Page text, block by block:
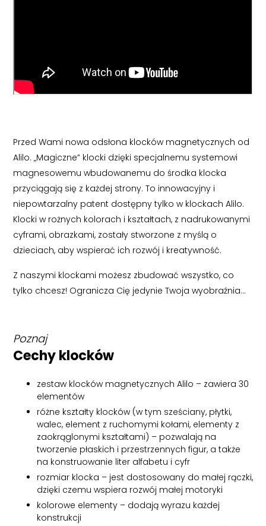
Przed Wami nowa odsłona klocków magnetycznych od
Alilo. „Magiczne” klocki dzięki specjalnemu systemowi
magnesowemu wbudowanemu do środka klocka
przyciągają się z każdej strony. To innowacyjny i
niepowtarzalny patent dostępny tylko w klockach Alilo.
Klocki w rożnych kolorach i kształtach, z nadrukowanymi
cyframi, obrazkami, zostały stworzone z myślą o
dzieciach, aby wspierać ich rozwój i kreatywność.
Z naszymi klockami możesz zbudować wszystko, co
tylko chcesz! Ogranicza Cię jedynie Twoja wyobraźnia…
Poznaj
Cechy klocków
zestaw klocków magnetycznych Alilo – zawiera 30
elementów
różne kształty klocków (w tym sześciany, płytki,
walec, element z ruchomymi kołami, elementy z
zaokrąglonymi kształtami) – pozwalają na
tworzenie płaskich i przestrzennych figur, a także
na konstruowanie liter alfabetu i cyfr
rozmiar klocka – jest dostosowany do małej rączki,
dzięki czemu wspiera rozwój małej motoryki
kolorowe elementy – dodają wyrazu każdej
konstrukcji